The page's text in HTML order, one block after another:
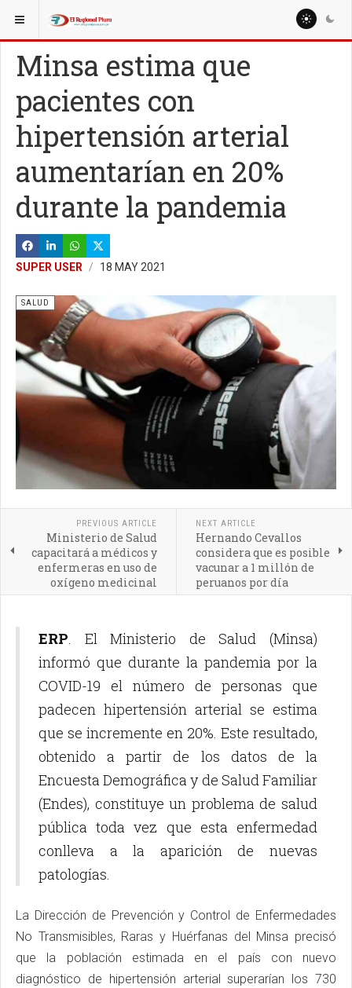
ESTÁ AQUÍ: MISCELANEAS
Minsa estima que
pacientes con
hipertensión arterial
aumentarían en 20%
durante la pandemia
SUPER USER 18 MAY 2021
SALUD
PREVIOUS ARTICLE
Ministerio de Salud
capacitará a médicos y
enfermeras en uso de
oxígeno medicinal
NEXT ARTICLE
Hernando Cevallos
considera que es posible
vacunar a 1 millón de
peruanos por día
ERP. El Ministerio de Salud (Minsa)
informó que durante la pandemia por la
COVID-19 el número de personas que
padecen hipertensión arterial se estima
que se incremente en 20%. Este resultado,
obtenido a partir de los datos de la
Encuesta Demográfica y de Salud Familiar
(Endes), constituye un problema de salud
pública toda vez que esta enfermedad
conlleva a la aparición de nuevas
patologías.
La Dirección de Prevención y Control de Enfermedades
No Transmisibles, Raras y Huérfanas del Minsa precisó
que la población estimada en el país con nuevo
diagnóstico de hipertensión arterial superarían los 730